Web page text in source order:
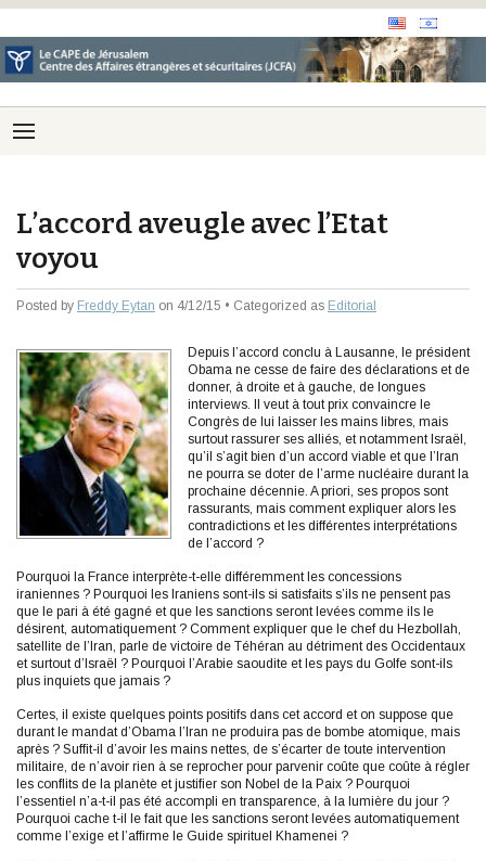
L’accord aveugle avec l’Etat
voyou
Posted by Freddy Eytan on 4/12/15 • Categorized as Editorial
Depuis l’accord conclu à Lausanne, le président
Obama ne cesse de faire des déclarations et de
donner, à droite et à gauche, de longues
interviews. Il veut à tout prix convaincre le
Congrès de lui laisser les mains libres, mais
surtout rassurer ses alliés, et notamment Israël,
qu’il s’agit bien d’un accord viable et que l’Iran
ne pourra se doter de l’arme nucléaire durant la
prochaine décennie. A priori, ses propos sont
rassurants, mais comment expliquer alors les
contradictions et les différentes interprétations
de l’accord ?
Pourquoi la France interprète-t-elle différemment les concessions
iraniennes ? Pourquoi les Iraniens sont-ils si satisfaits s’ils ne pensent pas
que le pari à été gagné et que les sanctions seront levées comme ils le
désirent, automatiquement ? Comment expliquer que le chef du Hezbollah,
satellite de l’Iran, parle de victoire de Téhéran au détriment des Occidentaux
et surtout d’Israël ? Pourquoi l’Arabie saoudite et les pays du Golfe sont-ils
plus inquiets que jamais ?
Certes, il existe quelques points positifs dans cet accord et on suppose que
durant le mandat d’Obama l’Iran ne produira pas de bombe atomique, mais
après ? Suffit-il d’avoir les mains nettes, de s’écarter de toute intervention
militaire, de n’avoir rien à se reprocher pour parvenir coûte que coûte à régler
les conflits de la planète et justifier son Nobel de la Paix ? Pourquoi
l’essentiel n’a-t-il pas été accompli en transparence, à la lumière du jour ?
Pourquoi cache t-il le fait que les sanctions seront levées automatiquement
comme l’exige et l’affirme le Guide spirituel Khamenei ?